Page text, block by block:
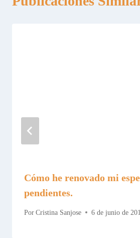
Cómo he renovado mi
pendientes.
Por Cristina Sanjose 6 de junio de